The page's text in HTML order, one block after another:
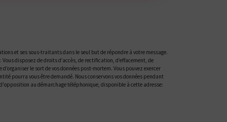
et ses sous-traitants dans le seul but de répondre à votre message.
disposez de droits d’accès, de rectification, d’effacement, de
le sort de vos données post-mortem. Vous pouvez exercer
pourra vous être demandé. Nous conservons vos données pendant
au démarchage téléphonique, disponible à cette adresse: